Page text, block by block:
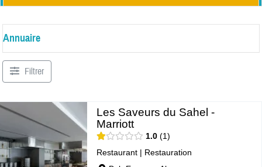
Annuaire
Filtrer
Les Saveurs du Sahel -
Marriott
1.0
1
Restaurant | Restauration